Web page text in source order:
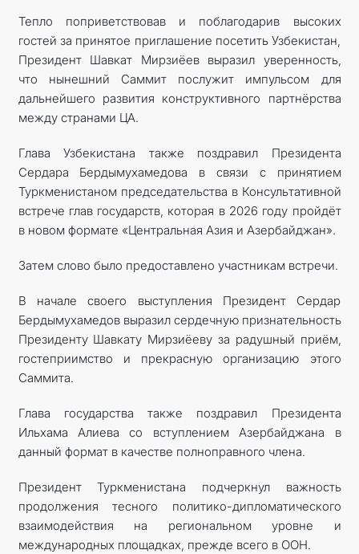
Тепло поприветствовав и поблагодарив высоких
гостей за принятое приглашение посетить Узбекистан,
Президент Шавкат Мирзиёев выразил уверенность,
что нынешний Саммит послужит импульсом для
дальнейшего развития конструктивного партнёрства
между странами ЦА.
Глава Узбекистана также поздравил Президента
Сердара Бердымухамедова в связи с принятием
Туркменистаном председательства в Консультативной
встрече глав государств, которая в 2026 году пройдёт
в новом формате «Центральная Азия и Азербайджан».
Затем слово было предоставлено участникам встречи.
В начале своего выступления Президент Сердар
Бердымухамедов выразил сердечную признательность
Президенту Шавкату Мирзиёеву за радушный приём,
гостеприимство и прекрасную организацию этого
Саммита.
Глава государства также поздравил Президента
Ильхама Алиева со вступлением Азербайджана в
данный формат в качестве полноправного члена.
Президент Туркменистана подчеркнул важность
продолжения тесного политико-дипломатического
взаимодействия на региональном уровне и
международных площадках, прежде всего в ООН.